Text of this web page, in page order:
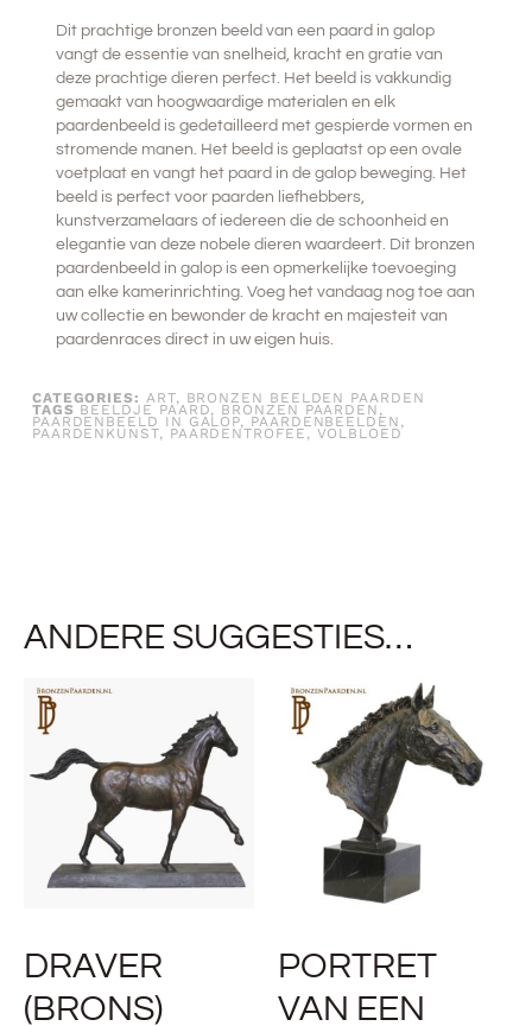
Dit prachtige bronzen beeld van een paard in galop
vangt de essentie van snelheid, kracht en gratie van
deze prachtige dieren perfect. Het beeld is vakkundig
gemaakt van hoogwaardige materialen en elk
paardenbeeld is gedetailleerd met gespierde vormen en
stromende manen. Het beeld is geplaatst op een ovale
voetplaat en vangt het paard in de galop beweging. Het
beeld is perfect voor paarden liefhebbers,
kunstverzamelaars of iedereen die de schoonheid en
elegantie van deze nobele dieren waardeert. Dit bronzen
paardenbeeld in galop is een opmerkelijke toevoeging
aan elke kamerinrichting. Voeg het vandaag nog toe aan
uw collectie en bewonder de kracht en majesteit van
paardenraces direct in uw eigen huis.
CATEGORIES: ART, BRONZEN BEELDEN PAARDEN
TAGS BEELDJE PAARD, BRONZEN PAARDEN ,
PAARDENBEELD IN GALOP, PAARDENBEELDEN ,
PAARDENKUNST, PAARDENTROFEE , VOLBLOED
ANDERE SUGGESTIES…
DRAVER
(BRONS)
PORTRET
VAN EEN